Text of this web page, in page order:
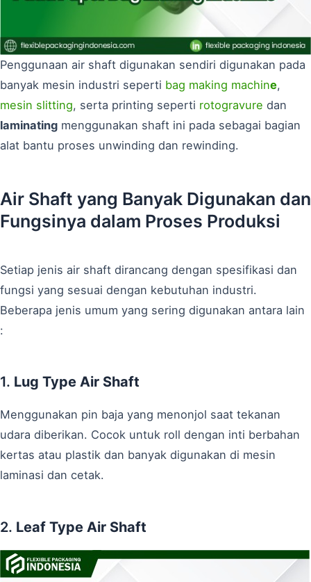
Penggunaan air shaft digunakan sendiri digunakan pada
banyak mesin industri seperti bag making machine,
mesin slitting, serta printing seperti rotogravure dan
laminating menggunakan shaft ini pada sebagai bagian
alat bantu proses unwinding dan rewinding.
Air Shaft yang Banyak Digunakan dan
Fungsinya dalam Proses Produksi
Setiap jenis air shaft dirancang dengan spesifikasi dan
fungsi yang sesuai dengan kebutuhan industri.
Beberapa jenis umum yang sering digunakan antara lain
:
1. Lug Type Air Shaft
Menggunakan pin baja yang menonjol saat tekanan
udara diberikan. Cocok untuk roll dengan inti berbahan
kertas atau plastik dan banyak digunakan di mesin
laminasi dan cetak.
2. Leaf Type Air Shaft